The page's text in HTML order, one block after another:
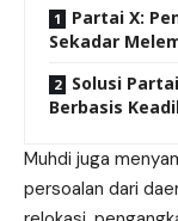
Partai X:
Sekadar
Solusi
Berbasis
Muhdi juga
persoalan dari